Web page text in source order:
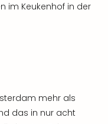
im Keukenhof in der
mehr als
das in nur acht